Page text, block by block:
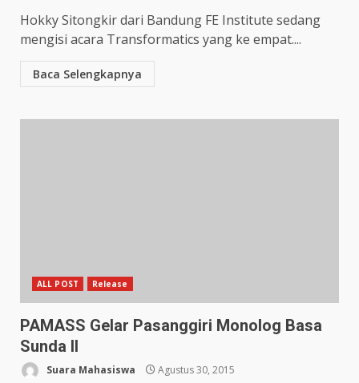
Hokky Sitongkir dari Bandung FE Institute sedang
mengisi acara Transformatics yang ke empat....
Baca Selengkapnya
ALL POST Release
PAMASS Gelar Pasanggiri Monolog Basa
Sunda II
Suara Mahasiswa Agustus 30, 2015